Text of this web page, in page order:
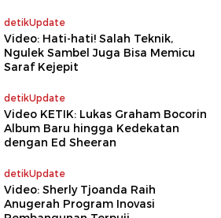
detikUpdate
Video: Hati-hati! Salah Teknik,
Ngulek Sambel Juga Bisa Memicu
Saraf Kejepit
detikUpdate
Video KETIK: Lukas Graham Bocorin
Album Baru hingga Kedekatan
dengan Ed Sheeran
detikUpdate
Video: Sherly Tjoanda Raih
Anugerah Program Inovasi